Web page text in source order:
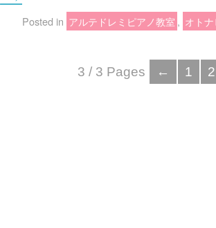
Posted in アルテドレミピアノ教室 , オト
3 / 3 Pages ← 1 2